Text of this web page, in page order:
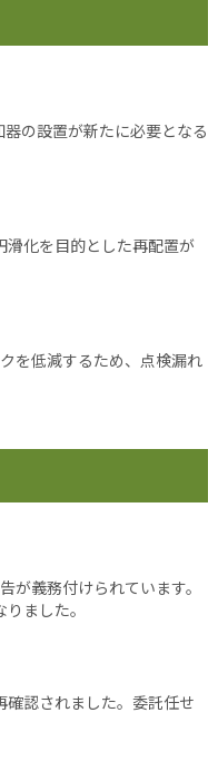
の設置が新たに必要となる
化を目的とした再配置が
を低減するため、点検漏れ
義務付けられています。
ました。
認されました。委託任せ